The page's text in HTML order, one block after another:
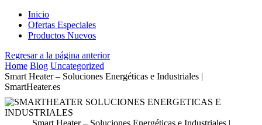
Inicio
Ofertas Especiales
Productos Nuevos
Regresar a la página anterior
Home Blog Uncategorized
Smart Heater – Soluciones Energéticas e Industriales |
SmartHeater.es